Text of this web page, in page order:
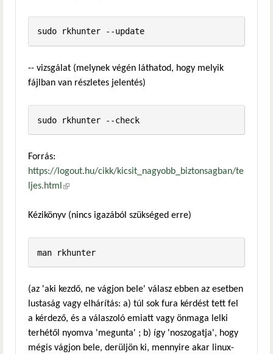
sudo rkhunter --update
-- vizsgálat (melynek végén láthatod, hogy melyik
fájlban van részletes jelentés)
sudo rkhunter --check
Forrás:
https://logout.hu/cikk/kicsit_nagyobb_biztonsagban/te
ljes.html (külső hivatkozás)
Kézikönyv (nincs igazából szükséged erre)
man rkhunter
(az 'aki kezdő, ne vágjon bele' válasz ebben az esetben
lustaság vagy elhárítás: a) túl sok fura kérdést tett fel
a kérdező, és a válaszoló emiatt vagy önmaga lelki
terhétől nyomva 'megunta' ; b) így 'noszogatja', hogy
mégis vágjon bele, derüljön ki, mennyire akar linux-